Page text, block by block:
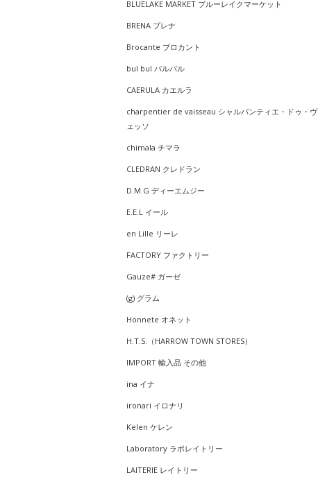
BLUELAKE MARKET ブルーレイクマーケット
BRENA ブレナ
Brocante ブロカント
bul bul バルバル
CAERULA カエルラ
charpentier de vaisseau シャルパンティエ・ドゥ・ヴ
ェッソ
chimala チマラ
CLEDRAN クレドラン
D.M.G ディーエムジー
E.E.L イール
en Lille リーレ
FACTORY ファクトリー
Gauze# ガーゼ
(g) グラム
Honnete オネット
H.T.S.（HARROW TOWN STORES）
IMPORT 輸入品 その他
ina イナ
ironari イロナリ
Kelen ケレン
Laboratory ラボレイトリー
LAITERIE レイトリー